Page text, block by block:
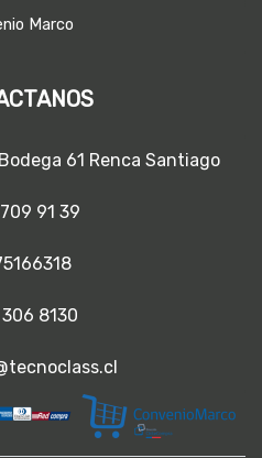
Marco
61 Renca Santiago
91 39
8130